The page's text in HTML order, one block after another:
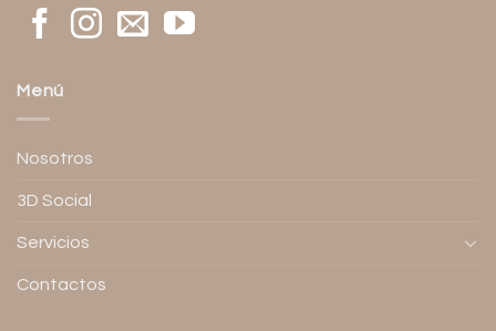
Menú
Nosotros
3D Social
Servicios
Contactos